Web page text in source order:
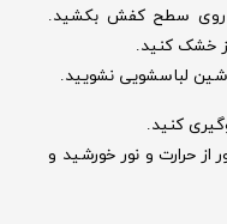
روی سطح کفش بکشید.
خشک کنید.
لباسشویی نشویید.
کنید.
حرارت و نور خورشید و